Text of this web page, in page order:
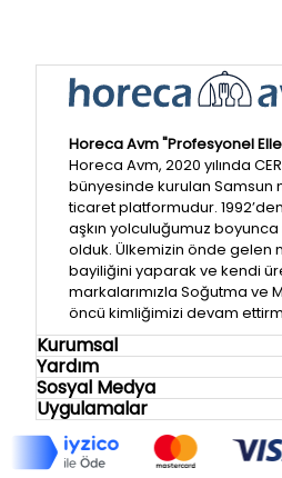
Horeca Avm "Profesyonel
Horeca Avm, 2020 yılında
bünyesinde kurulan Samsun
ticaret platformudur.
aşkın yolculuğumuz
olduk. Ülkemizin önde gelen
bayiliğini yaparak ve kendi
markalarımızla Soğutma ve
öncü kimliğimizi devam
Kurumsal
Yardım
Sosyal Medya
Uygulamalar